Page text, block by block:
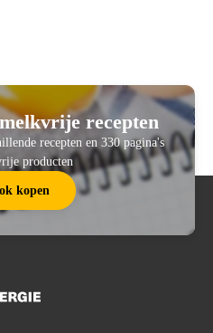
recepten
recepten en 330 pagina's
producten
kopen